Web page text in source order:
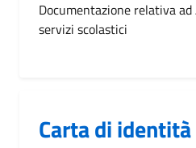
Documentazione relativa
servizi scolastici
Carta di